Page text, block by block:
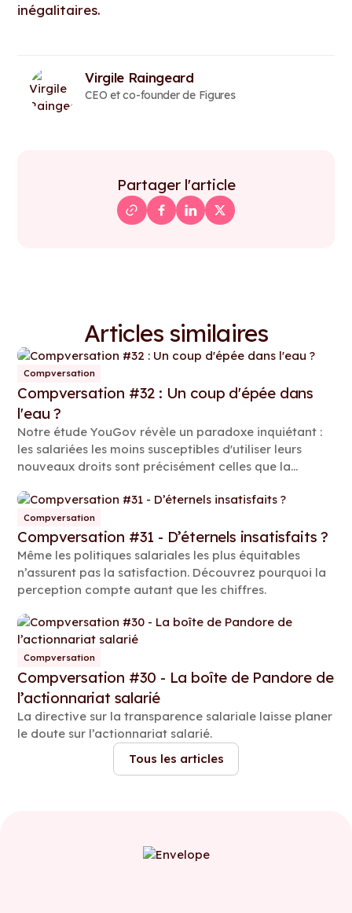
inégalitaires.
Virgile Raingeard
CEO et co-founder de Figures
Partager l'article
Articles similaires
Compversation
Compversation #32 : Un coup d'épée dans
l'eau ?
Notre étude YouGov révèle un paradoxe inquiétant :
les salariées les moins susceptibles d'utiliser leurs
nouveaux droits sont précisément celles que la
Compversation
Compversation #31 - D’éternels insatisfaits ?
Même les politiques salariales les plus équitables
n’assurent pas la satisfaction. Découvrez pourquoi la
perception compte autant que les chiffres.
Compversation
Compversation #30 - La boîte de Pandore de
l’actionnariat salarié
La directive sur la transparence salariale laisse planer
le doute sur l’actionnariat salarié.
Tous les articles